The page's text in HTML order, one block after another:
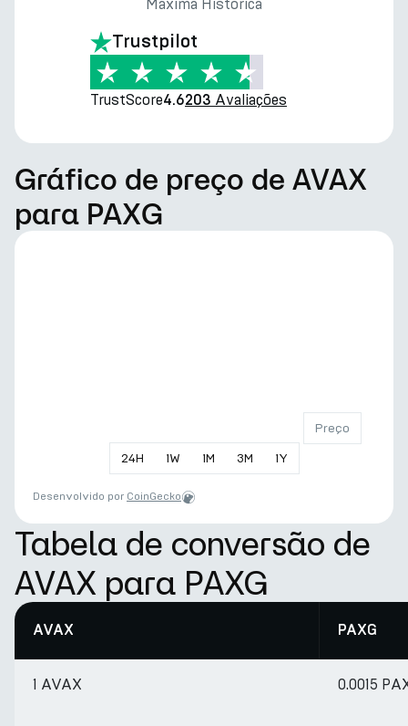
Máxima Histórica
Trustpilot
TrustScore4.6203 Avaliações
Gráfico de preço de AVAX
para PAXG
24H 1W 1M 3M 1Y
Preço
Desenvolvido por CoinGecko
Tabela de conversão de
AVAX para PAXG
AVAX PAXG
1 AVAX 0.0015